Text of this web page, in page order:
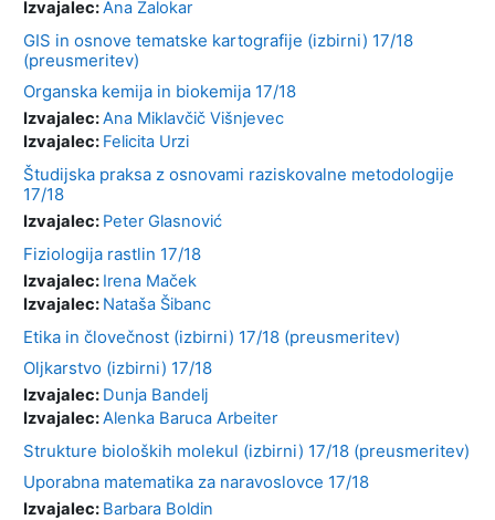
Izvajalec:Ana Zalokar
GIS in osnove tematske kartografije (izbirni) 17/18
(preusmeritev)
Organska kemija in biokemija 17/18
Izvajalec:Ana Miklavčič Višnjevec
Izvajalec: Felicita Urzi
Študijska praksa z osnovami raziskovalne metodologije
17/18
Izvajalec: Peter Glasnović
Fiziologija rastlin 17/18
Izvajalec: Irena Maček
Izvajalec: Nataša Šibanc
Etika in človečnost (izbirni) 17/18 (preusmeritev)
Oljkarstvo (izbirni) 17/18
Izvajalec: Dunja Bandelj
Izvajalec:Alenka Baruca Arbeiter
Strukture bioloških molekul (izbirni) 17/18 (preusmeritev)
Uporabna matematika za naravoslovce 17/18
Izvajalec: Barbara Boldin